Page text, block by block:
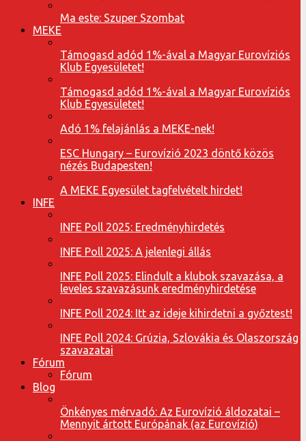
Ma este: Szuper Szombat
MEKE
Támogasd adód 1%-ával a Magyar Eurovíziós
Klub Egyesületet!
Támogasd adód 1%-ával a Magyar Eurovíziós
Klub Egyesületet!
Adó 1% felajánlás a MEKE-nek!
ESC Hungary – Eurovízió 2023 döntő közös
nézés Budapesten!
A MEKE Egyesület tagfelvételt hirdet!
INFE
INFE Poll 2025: Eredményhirdetés
INFE Poll 2025: A jelenlegi állás
INFE Poll 2025: Elindult a klubok szavazása, a
leveles szavazásunk eredményhirdetése
INFE Poll 2024: Itt az ideje kihirdetni a győztest!
INFE Poll 2024: Grúzia, Szlovákia és Olaszország
szavazatai
Fórum
Fórum
Blog
Önkényes mérvadó: Az Eurovízió áldozatai –
Mennyit ártott Európának (az Eurovízió)